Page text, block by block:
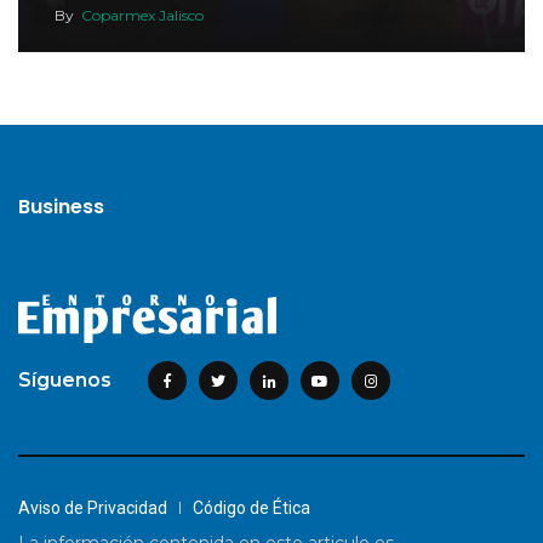
By Coparmex Jalisco
Business
Síguenos
Aviso de Privacidad Código de Ética